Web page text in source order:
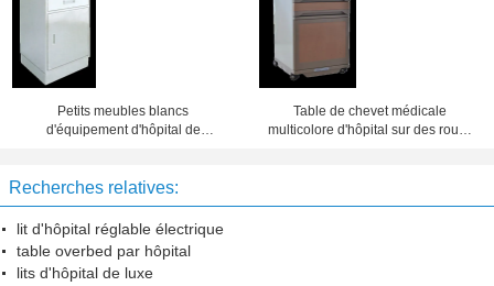
Petits meubles blancs
d'équipement d'hôpital de
Table de chevet médicale
multicolore d'hôpital sur des roues
Recherches relatives:
lit d'hôpital réglable électrique
table overbed par hôpital
lits d'hôpital de luxe